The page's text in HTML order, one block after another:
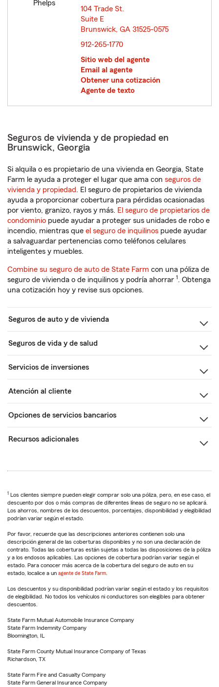
104 Trade St.
Suite E
Brunswick, GA 31525-0575
912-265-1770
Sitio web del agente
Email al agente
Obtener una cotización
Agente de texto
Seguros de vivienda y de propiedad en
Brunswick, Georgia
Si alquila o es propietario de una vivienda en Georgia, State
Farm le ayuda a proteger el lugar que ama con seguros de
vivienda y propiedad. El seguro de propietarios de vivienda
ayuda a proporcionar cobertura para pérdidas ocasionadas
por viento, granizo, rayos y más. El seguro de propietarios de
condominio puede ayudar a proteger sus unidades de robo e
incendio, mientras que el seguro de inquilinos puede ayudar
a salvaguardar pertenencias como teléfonos celulares
inteligentes y muebles.
Combine su seguro de auto de State Farm con una póliza de
seguro de vivienda o de inquilinos y podría ahorrar 1. Obtenga
una cotización hoy y revise sus opciones.
Seguros de auto y de vivienda
Seguros de vida y de salud
Servicios de inversiones
Atención al cliente
Opciones de servicios bancarios
Recursos adicionales
1 Los clientes siempre pueden elegir comprar solo una póliza, pero, en ese caso, el
descuento por dos o más compras de diferentes líneas de seguro no se aplicará.
Los ahorros, nombres de los descuentos, porcentajes, disponibilidad y elegibilidad
podrían variar según el estado.
Por favor, recuerde que las descripciones anteriores contienen solo una
descripción general de las coberturas disponibles y no son una declaración de
contrato. Todas las coberturas están sujetas a todas las disposiciones de la póliza
y a los endosos aplicables. Las opciones de cobertura podrían variar según el
estado. Para conocer más acerca de la cobertura del seguro de auto en su
estado, localice a un agente de State Farm
Los descuentos y su disponibilidad podrían variar según el estado y los requisitos
de elegibilidad. No todos los vehículos ni conductores son elegibles para obtener
descuentos.
State Farm Mutual Automobile Insurance Company
State Farm Indemnity Company
Bloomington, IL
State Farm County Mutual Insurance Company of Texas
Richardson, TX
State Farm Fire and Casualty Company
State Farm General Insurance Company